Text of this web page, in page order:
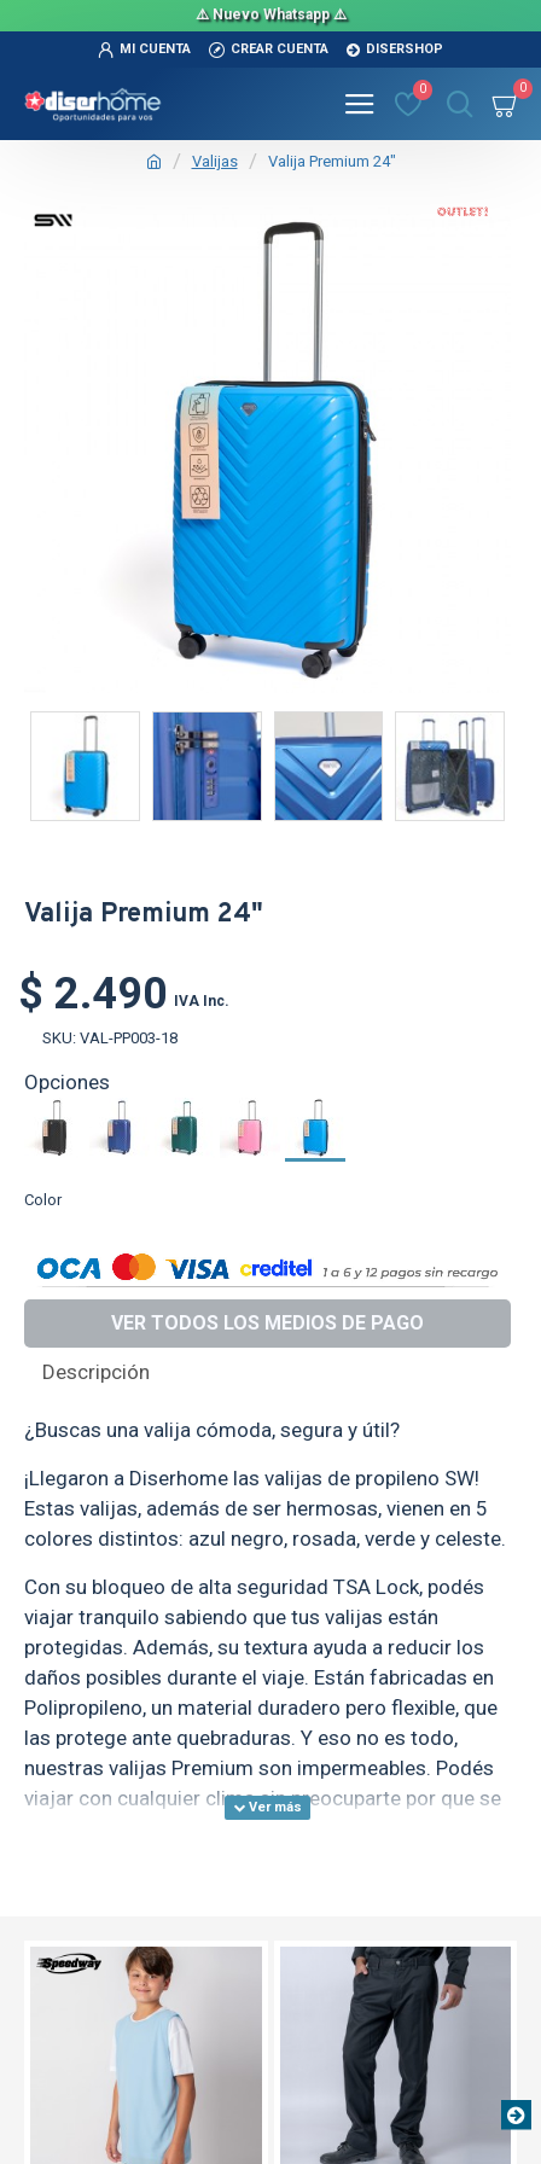
⚠️ Nuevo Whatsapp ⚠️
MI CUENTA CREAR CUENTA DISERSHOP
0 0
Valijas Valija Premium 24"
TEXTTRANSPARENTE OUT
Valija Premium 24"
$ 2.490 IVA Inc.
SKU: VAL-PP003-18
Opciones
Color
Descripción
¿Buscas una valija cómoda, segura y útil?
¡Llegaron a Diserhome las valijas de propileno SW!
Estas valijas, además de ser hermosas, vienen en 5
colores distintos: azul negro, rosada, verde y celeste.
Con su bloqueo de alta seguridad TSA Lock, podés
viajar tranquilo sabiendo que tus valijas están
protegidas. Además, su textura ayuda a reducir los
daños posibles durante el viaje. Están fabricadas en
Polipropileno, un material duradero pero flexible, que
las protege ante quebraduras. Y eso no es todo,
nuestras valijas Premium son impermeables. Podés
viajar con cualquier clima sin preocuparte por que se
múltiples superficies. La manija cuenta con un
sistema retráctil de aluminio que se adapta a tu
altura y botón de desbloqueo de la mejor calidad.
¡Esta valija pone primero tu comodidad!
¡Lo que importa es lo de adentro! Nuestras Valijas
Premium cuentan con 5 bolsillos interiores de
VER TODOS LOS MEDIOS DE PAGO
TEXTTRANSPARENTE